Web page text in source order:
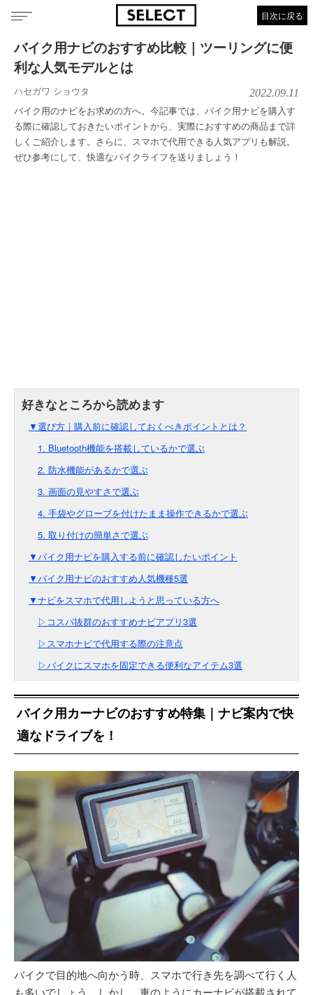
目次に戻る
バイク用ナビのおすすめ比較｜ツーリングに便
利な人気モデルとは
ハセガワ ショウタ 2022.09.11
バイク用のナビをお求めの方へ。今記事では、バイク用ナビを購入す
る際に確認しておきたいポイントから、実際におすすめの商品まで詳
しくご紹介します。さらに、スマホで代用できる人気アプリも解説。
ぜひ参考にして、快適なバイクライフを送りましょう！
▼選び方｜購入前に確認しておくべきポイントとは？
1. Bluetooth機能を搭載しているかで選ぶ
2. 防水機能があるかで選ぶ
3. 画面の見やすさで選ぶ
4. 手袋やグローブを付けたまま操作できるかで選ぶ
5. 取り付けの簡単さで選ぶ
▼バイク用ナビを購入する前に確認したいポイント
▼バイク用ナビのおすすめ人気機種5選
▼ナビをスマホで代用しようと思っている方へ
▷コスパ抜群のおすすめナビアプリ3選
▷スマホナビで代用する際の注意点
▷バイクにスマホを固定できる便利なアイテム3選
バイク用カーナビのおすすめ特集｜ナビ案内で快
適なドライブを！
バイクで目的地へ向かう時、スマホで行き先を調べて行く人
も多いでしょう。しかし、車のようにカーナビが搭載されて